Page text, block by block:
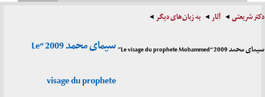
دکتر شریعتی آثار به زبان‌های دیگر
سیمای محمد 2009 “Le visage du prophete Mohammed”
سیمای محمد 2009 “Le
visage du prophete